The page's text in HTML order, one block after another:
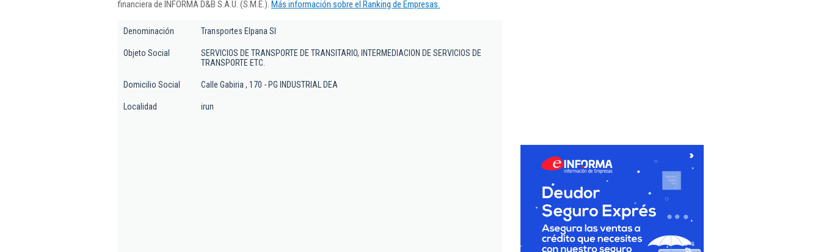
financiera de INFORMA D&B S.A.U. (S.M.E.). Más información sobre el Ranking de Empresas.
Denominación Transportes Elpana Sl
Objeto Social
SERVICIOS DE TRANSPORTE DE TRANSITARIO, INTERMEDIACION DE SERVICIOS DE
TRANSPORTE ETC.
Domicilio Social Calle Gabiria , 170 - PG INDUSTRIAL DEA
Localidad irun